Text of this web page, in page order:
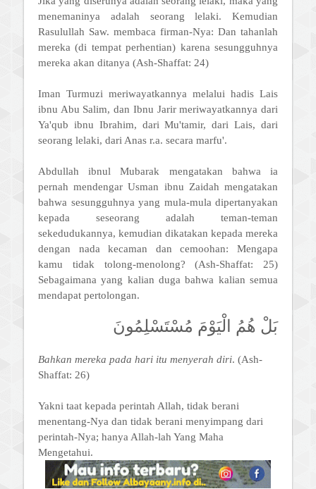
menemaninya adalah seorang lelaki. Kemudian
Rasulullah Saw. membaca firman-Nya: Dan tahanlah
mereka (di tempat perhentian) karena sesungguhnya
mereka akan ditanya (Ash-Shaffat: 24)
Iman Turmuzi meriwayatkannya melalui hadis Lais
ibnu Abu Salim, dan Ibnu Jarir meriwayatkannya dari
Ya'qub ibnu Ibrahim, dari Mu'tamir, dari Lais, dari
seorang lelaki, dari Anas r.a. secara marfu'.
Abdullah ibnul Mubarak mengatakan bahwa ia
pernah mendengar Usman ibnu Zaidah mengatakan
bahwa sesungguhnya yang mula-mula dipertanyakan
kepada seseorang adalah teman-teman
sekedudukannya, kemudian dikatakan kepada mereka
dengan nada kecaman dan cemoohan: Mengapa
kamu tidak tolong-menolong? (Ash-Shaffat: 25)
Sebagaimana yang kalian duga bahwa kalian semua
mendapat pertolongan.
بَلْ هُمُ الْيَوْمَ مُسْتَسْلِمُونَ
Bahkan mereka pada hari itu menyerah diri. (Ash-
Shaffat: 26)
Yakni taat kepada perintah Allah, tidak berani
menentang-Nya dan tidak berani menyimpang dari
perintah-Nya; hanya Allah-lah Yang Maha
Mengetahui.